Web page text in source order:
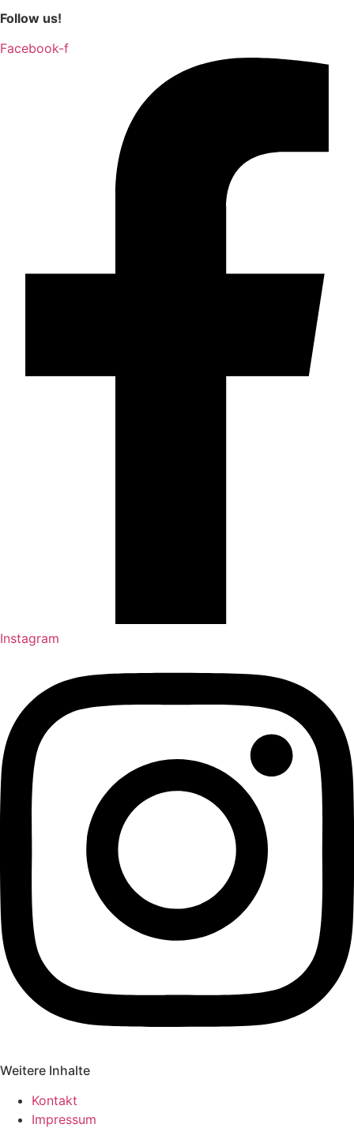
Follow us!
Facebook-f
Instagram
Weitere Inhalte
Kontakt
Impressum